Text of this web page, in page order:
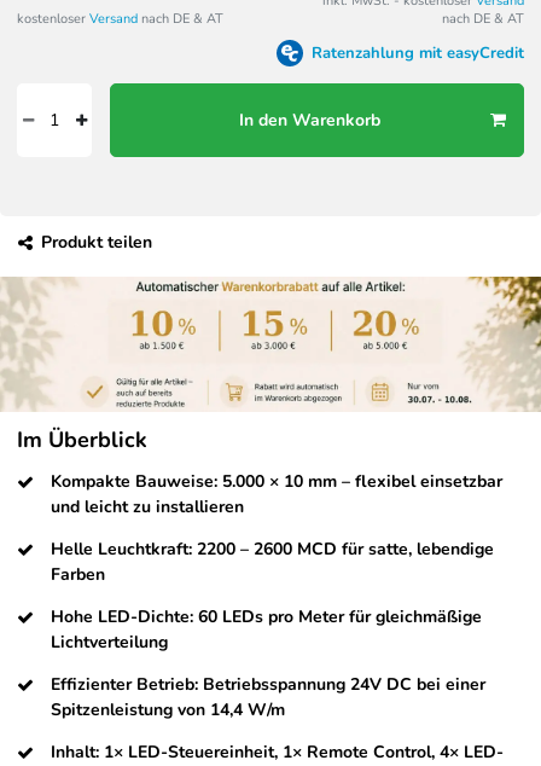
kostenloser Versand nach DE & AT
nach DE & AT
Ratenzahlung mit easyCredit
In den Warenkorb
Produkt teilen
Im Überblick
Kompakte Bauweise: 5.000 × 10 mm – flexibel einsetzbar
und leicht zu installieren
Helle Leuchtkraft: 2200 – 2600 MCD für satte, lebendige
Farben
Hohe LED-Dichte: 60 LEDs pro Meter für gleichmäßige
Lichtverteilung
Effizienter Betrieb: Betriebsspannung 24V DC bei einer
Spitzenleistung von 14,4 W/m
Inhalt: 1× LED-Steuereinheit, 1× Remote Control, 4× LED-